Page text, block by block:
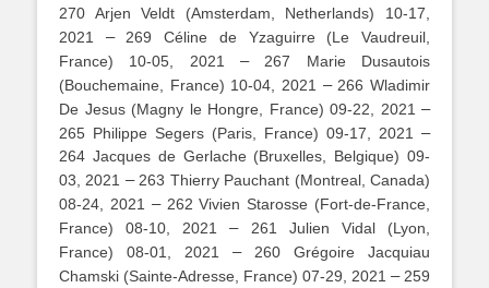
270 Arjen Veldt (Amsterdam, Netherlands) 10-17,
2021
– 269 Céline de Yzaguirre (Le Vaudreuil,
France) 10-05, 2021
– 267 Marie Dusautois
(Bouchemaine, France) 10-04, 2021 – 266 Wladimir
De Jesus (Magny le Hongre, France) 09-22, 2021 –
265 Philippe Segers (Paris, France) 09-17, 2021 –
264 Jacques de Gerlache (Bruxelles, Belgique) 09-
03, 2021 – 263 Thierry Pauchant (Montreal, Canada)
08-24, 2021 – 262 Vivien Starosse (Fort-de-France,
France) 08-10, 2021
–
261 Julien Vidal (Lyon,
France) 08-01, 2021
– 260 Grégoire Jacquiau
Chamski (Sainte-Adresse, France) 07-29, 2021 – 259